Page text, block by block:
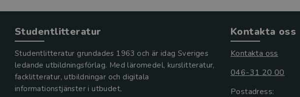
Studentlitteratur
Studentlitteratur grundades 1963 och är idag Sveriges
ledande utbildningsförlag. Med läromedel, kurslitteratur,
facklitteratur, utbildningar och digitala
informationstjänster i utbudet,
Kontakta oss
Kontakta oss
046-31 20 00
Postadress: